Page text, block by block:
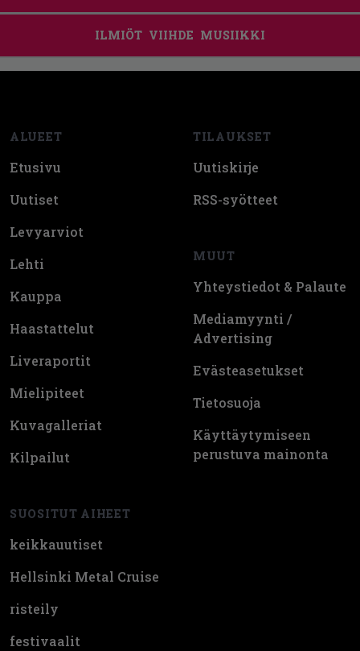
ILMIÖT VIIHDE MUSIIKKI
ALUEET
Etusivu
Uutiset
Levyarviot
Lehti
Kauppa
Haastattelut
Liveraportit
Mielipiteet
Kuvagalleriat
Kilpailut
SUOSITUT AIHEET
keikkauutiset
Hellsinki Metal Cruise
risteily
festivaalit
TILAUKSET
Uutiskirje
RSS-syötteet
MUUT
Yhteystiedot & Palaute
Mediamyynti /
Advertising
Evästeasetukset
Tietosuoja
Käyttäytymiseen
perustuva mainonta